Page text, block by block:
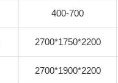
400-700
2700*1750*2200
2700*1900*2200